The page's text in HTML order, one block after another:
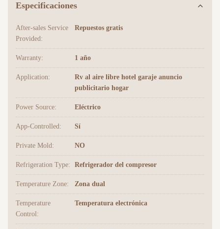
Especificaciones
After-sales Service
Provided:
Repuestos gratis
Warranty: 1 año
Application:
Rv al aire libre hotel garaje anuncio
publicitario hogar
Power Source: Eléctrico
App-Controlled: Sí
Private Mold: NO
Refrigeration Type: Refrigerador del compresor
Temperature Zone: Zona dual
Temperature
Control:
Temperatura electrónica